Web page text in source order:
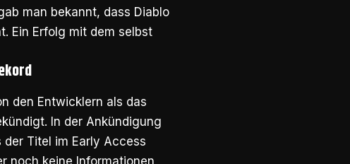
man bekannt, dass Diablo
Ein Erfolg mit dem selbst
den Entwicklern als das
In der Ankündigung
der Titel im Early Access